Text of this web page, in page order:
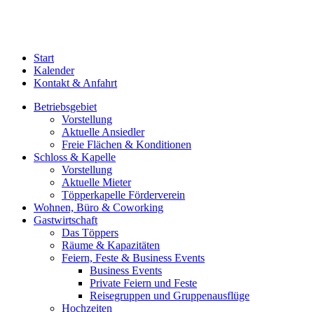
Start
Kalender
Kontakt & Anfahrt
Betriebsgebiet
Vorstellung
Aktuelle Ansiedler
Freie Flächen & Konditionen
Schloss & Kapelle
Vorstellung
Aktuelle Mieter
Töpperkapelle Förderverein
Wohnen, Büro & Coworking
Gastwirtschaft
Das Töppers
Räume & Kapazitäten
Feiern, Feste & Business Events
Business Events
Private Feiern und Feste
Reisegruppen und Gruppenausflüge
Hochzeiten